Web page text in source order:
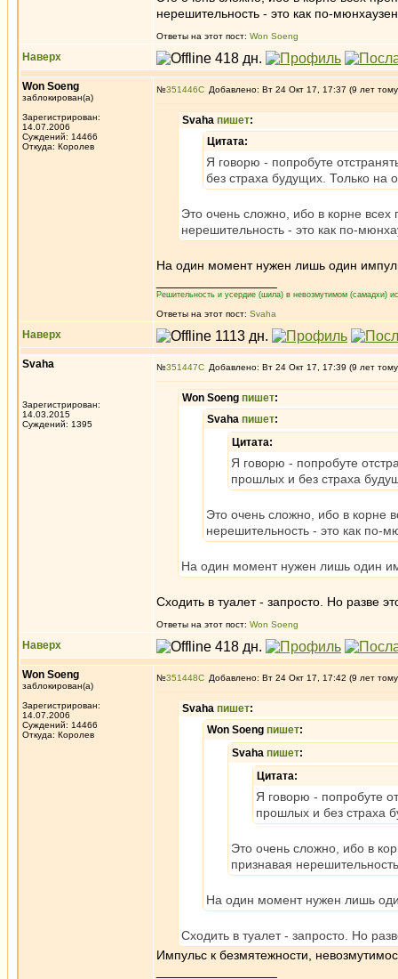
нерешительность - это как по-
Ответы на этот пост: Won Soeng
Наверх
Won Soeng
заблокирован(а)
Зарегистрирован:
14.07.2006
Суждений: 14466
Откуда: Королев
№351446 Добавлено: Вт 24 Окт 17, 17:37 (9 лет
Svaha пишет:
Цитата:
Я говорю - попробуте
без страха будущих. Только на
Это очень сложно, ибо в корне
нерешительность - это как по-
На один момент нужен лишь один
Решительность и усердие (шила) в невозмутимом (самадхи)
Ответы на этот пост: Svaha
Наверх
Svaha
Зарегистрирован:
14.03.2015
Суждений: 1395
№351447 Добавлено: Вт 24 Окт 17, 17:39 (9 лет
Won Soeng пишет:
Svaha пишет:
Цитата:
Я говорю - попробуте
прошлых и без страха
Это очень сложно, ибо в корне
нерешительность - это как по-
На один момент нужен лишь один
Сходить в туалет - запросто. Но разве
Ответы на этот пост: Won Soeng
Наверх
Won Soeng
заблокирован(а)
Зарегистрирован:
14.07.2006
Суждений: 14466
Откуда: Королев
№351448 Добавлено: Вт 24 Окт 17, 17:42 (9 лет
Svaha пишет:
Won Soeng пишет:
Svaha пишет:
Цитата:
Я говорю - попробуте
прошлых и без страха
Это очень сложно, ибо в
признавая
На один момент нужен лишь
Сходить в туалет - запросто. Но
Импульс к безмятежности,